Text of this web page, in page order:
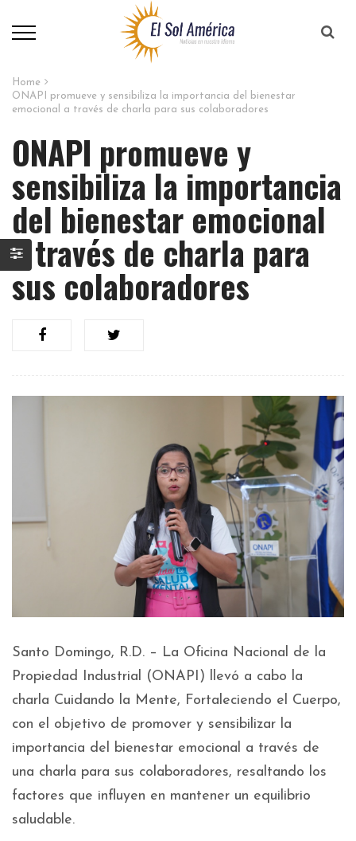
Home
ONAPI promueve y sensibiliza la importancia del bienestar
emocional a través de charla para sus colaboradores
ONAPI promueve y
sensibiliza la importancia
del bienestar emocional
a través de charla para
sus colaboradores
Santo Domingo, R.D. – La Oficina Nacional de la
Propiedad Industrial (ONAPI) llevó a cabo la
charla Cuidando la Mente, Fortaleciendo el Cuerpo,
con el objetivo de promover y sensibilizar la
importancia del bienestar emocional a través de
una charla para sus colaboradores, resaltando los
factores que influyen en mantener un equilibrio
saludable.